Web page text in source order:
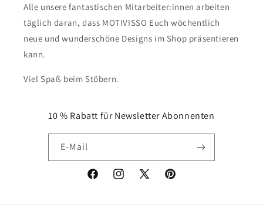
Alle unsere fantastischen Mitarbeiter:innen arbeiten
täglich daran, dass MOTIVISSO Euch wöchentlich
neue und wunderschöne Designs im Shop präsentieren
kann.
Viel Spaß beim Stöbern.
10 % Rabatt für Newsletter Abonnenten
E-Mail
FacebookInstagram
X
Pinterest